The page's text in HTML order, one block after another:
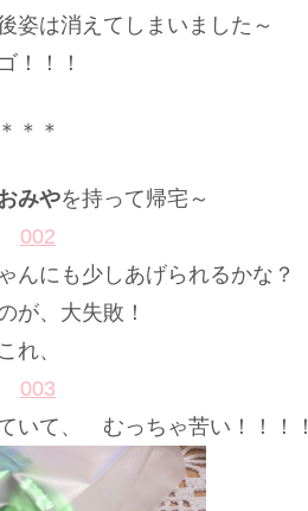
姿は消えてしまいました～
！！！
＊＊＊
みやを持って帰宅～
んにも少しあげられるかな？
が、大失敗！
これ、
いて、 むっちゃ苦い！！！！